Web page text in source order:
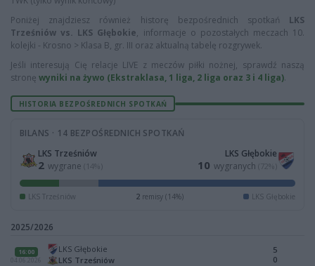
Poniżej znajdziesz również historę bezpośrednich spotkań LKS
Trześniów vs. LKS Głębokie, informacje o pozostałych meczach 10.
kolejki - Krosno > Klasa B, gr. III oraz aktualną tabelę rozgrywek.
Jeśli interesują Cię relacje LIVE z meczów piłki nożnej, sprawdź naszą
stronę wyniki na żywo (Ekstraklasa, 1 liga, 2 liga oraz 3 i 4 liga).
HISTORIA BEZPOŚREDNICH SPOTKAŃ
BILANS · 14 BEZPOŚREDNICH SPOTKAŃ
LKS Trześniów
2 wygrane (14%)
LKS Głębokie
10 wygranych (72%)
LKS Trześniów 2 remisy (14%) LKS Głębokie
2025/2026
16:00
04.06.2026
LKS Głębokie
LKS Trześniów
5
0